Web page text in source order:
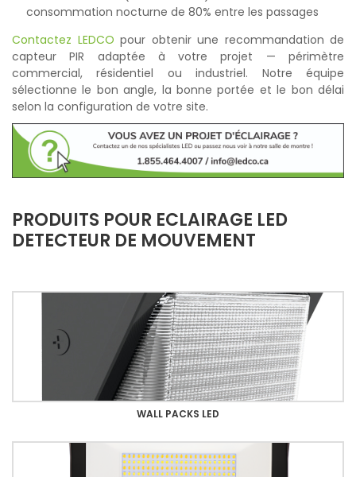
consommation nocturne de 80% entre les passages
Contactez LEDCO pour obtenir une recommandation de
capteur PIR adaptée à votre projet — périmètre
commercial, résidentiel ou industriel. Notre équipe
sélectionne le bon angle, la bonne portée et le bon délai
selon la configuration de votre site.
PRODUITS POUR ECLAIRAGE LED
DETECTEUR DE MOUVEMENT
WALL PACKS LED